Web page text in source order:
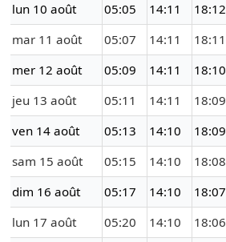
lun 10 août
05:05 14:11 18:12
mar 11 août
05:07 14:11 18:11
mer 12 août
05:09 14:11 18:10
jeu 13 août
05:11 14:11 18:09
ven 14 août
05:13 14:10 18:09
sam 15 août
05:15 14:10 18:08
dim 16 août
05:17 14:10 18:07
lun 17 août
05:20 14:10 18:06